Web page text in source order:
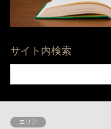
サイト内検索
エリア